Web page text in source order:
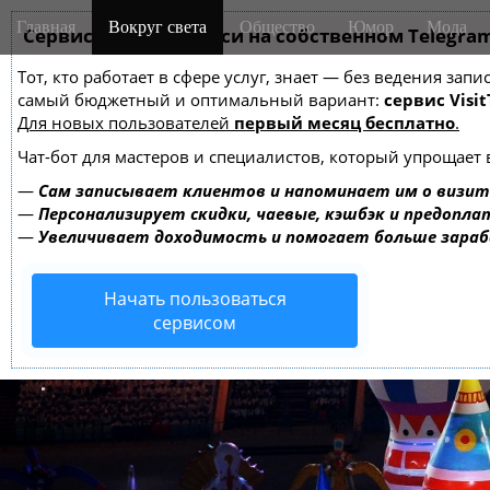
Сервис онлайн-записи на собственном
Тот, кто работает в сфере услуг, знает — без ведения
самый бюджетный и оптимальный вариант: сервис
Для новых пользователей первый месяц бесплатно.
Чат-бот для мастеров и специалистов, который упрощает
— Сам записывает клиентов и напоминает им о
— Персонализирует скидки, чаевые, кэшбэк и
— Увеличивает доходимость и помогает больше
Начать пользоваться
сервисом
M
a
n
m
e
n
u
i
Главная Вокруг света Общество Юмор Мода